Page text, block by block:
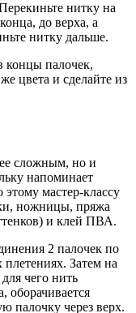
нитку на
до верха, а
нитку дальше.
концы палочек,
цвета и сделайте из
сложным, но и
напоминает
мастер-классу
ножницы, пряжа
и клей ПВА.
2 палочек по
Затем на
чего нить
оборачивается
палочку через верх.